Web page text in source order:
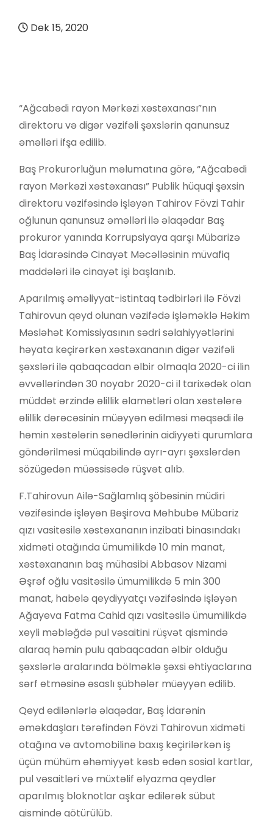
Dek 15, 2020
“Ağcabədi rayon Mərkəzi xəstəxanası”nın
direktoru və digər vəzifəli şəxslərin qanunsuz
əməlləri ifşa edilib.
Baş Prokurorluğun məlumatına görə, “Ağcabədi
rayon Mərkəzi xəstəxanası” Publik hüquqi şəxsin
direktoru vəzifəsində işləyən Tahirov Fövzi Tahir
oğlunun qanunsuz əməlləri ilə əlaqədar Baş
prokuror yanında Korrupsiyaya qarşı Mübarizə
Baş İdarəsində Cinayət Məcəlləsinin müvafiq
maddələri ilə cinayət işi başlanıb.
Aparılmış əməliyyat-istintaq tədbirləri ilə Fövzi
Tahirovun qeyd olunan vəzifədə işləməklə Həkim
Məsləhət Komissiyasının sədri səlahiyyətlərini
həyata keçirərkən xəstəxananın digər vəzifəli
şəxsləri ilə qabaqcadan əlbir olmaqla 2020-ci ilin
əvvəllərindən 30 noyabr 2020-ci il tarixədək olan
müddət ərzində əlillik əlamətləri olan xəstələrə
əlillik dərəcəsinin müəyyən edilməsi məqsədi ilə
həmin xəstələrin sənədlərinin aidiyyəti qurumlara
göndərilməsi müqabilində ayrı-ayrı şəxslərdən
sözügedən müəssisədə rüşvət alıb.
F.Tahirovun Ailə-Sağlamlıq şöbəsinin müdiri
vəzifəsində işləyən Bəşirova Məhbubə Mübariz
qızı vasitəsilə xəstəxananın inzibati binasındakı
xidməti otağında ümumilikdə 10 min manat,
xəstəxananın baş mühasibi Abbasov Nizami
Əşrəf oğlu vasitəsilə ümumilikdə 5 min 300
manat, habelə qeydiyyatçı vəzifəsində işləyən
Ağayeva Fatma Cahid qızı vasitəsilə ümumilikdə
xeyli məbləğdə pul vəsaitini rüşvət qismində
alaraq həmin pulu qabaqcadan əlbir olduğu
şəxslərlə aralarında bölməklə şəxsi ehtiyaclarına
sərf etməsinə əsaslı şübhələr müəyyən edilib.
Qeyd edilənlərlə əlaqədar, Baş İdarənin
əməkdaşları tərəfindən Fövzi Tahirovun xidməti
otağına və avtomobilinə baxış keçirilərkən iş
üçün mühüm əhəmiyyət kəsb edən sosial kartlar,
pul vəsaitləri və müxtəlif əlyazma qeydlər
aparılmış bloknotlar aşkar edilərək sübut
qismində götürülüb.